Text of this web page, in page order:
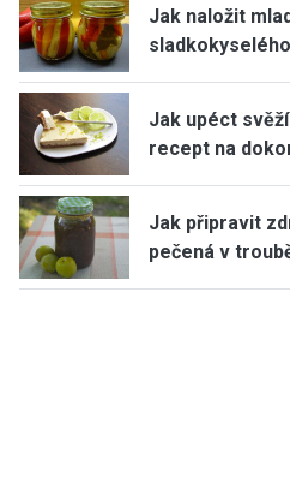
Jak naložit
Jak upéct
recept na
Jak připravit
pečená v